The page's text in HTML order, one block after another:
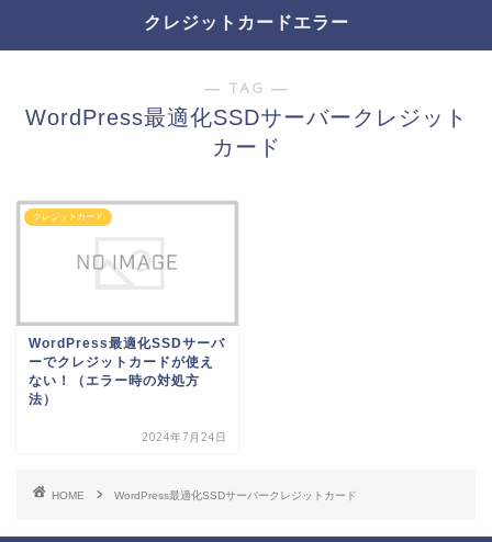
クレジットカードエラー
― TAG ―
WordPress最適化SSDサーバークレジット
カード
クレジットカード
WordPress最適化SSDサーバ
ーでクレジットカードが使え
ない！（エラー時の対処方
法）
2024年7月24日
HOME WordPress最適化SSDサーバークレジットカード